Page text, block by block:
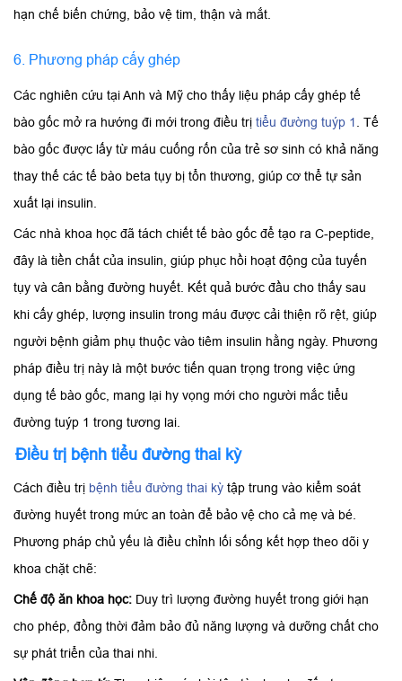
hạn chế biến chứng, bảo vệ tim, thận và mắt.
6. Phương pháp cấy ghép
Các nghiên cứu tại Anh và Mỹ cho thấy liệu pháp cấy ghép tế
bào gốc mở ra hướng đi mới trong điều trị tiểu đường tuýp 1
. Tế
bào gốc được lấy từ máu cuống rốn của trẻ sơ sinh có khả năng
thay thế các tế bào beta tụy bị tổn thương, giúp cơ thể tự sản
xuất lại insulin.
Các nhà khoa học đã tách chiết tế bào gốc để tạo ra C-peptide,
đây là tiền chất của insulin, giúp phục hồi hoạt động của tuyến
tụy và cân bằng đường huyết. Kết quả bước đầu cho thấy sau
khi cấy ghép, lượng insulin trong máu được cải thiện rõ rệt, giúp
người bệnh giảm phụ thuộc vào tiêm insulin hằng ngày. Phương
pháp điều trị này là một bước tiến quan trọng trong việc ứng
dụng tế bào gốc, mang lại hy vọng mới cho người mắc tiểu
đường tuýp 1 trong tương lai.
Điều trị bệnh tiểu đường thai kỳ
Cách điều trị bệnh tiểu đường thai kỳ tập trung vào kiểm soát
đường huyết trong mức an toàn để bảo vệ cho cả mẹ và bé.
Phương pháp chủ yếu là điều chỉnh lối sống kết hợp theo dõi y
khoa chặt chẽ:
Chế độ ăn khoa học: Duy trì lượng đường huyết trong giới hạn
cho phép, đồng thời đảm bảo đủ năng lượng và dưỡng chất cho
sự phát triển của thai nhi.